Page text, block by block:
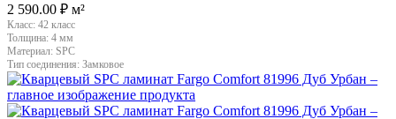
2 590.00 ₽ м²
Класс: 42 класс
Толщина: 4 мм
Материал: SPC
Тип соединения: Замковое